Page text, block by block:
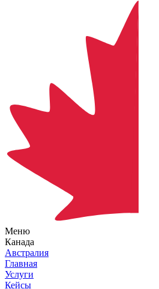
Меню
Канада
Австралия
Главная
Услуги
Кейсы